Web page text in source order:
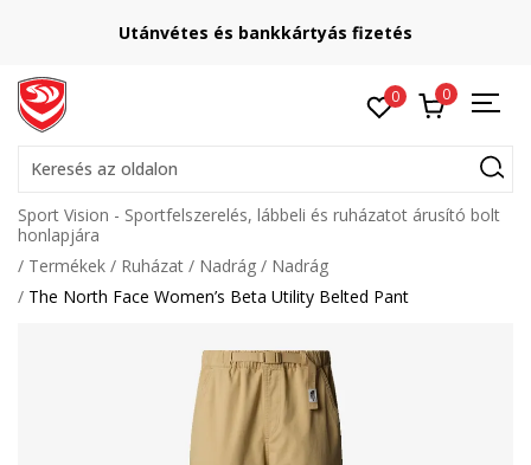
Utánvétes és bankkártyás fizetés
0 0
Keresés az oldalon
Sport Vision - Sportfelszerelés, lábbeli és ruházatot árusító bolt
honlapjára
Termékek
Ruházat Nadrág
Nadrág
The North Face Women’s Beta Utility Belted Pant